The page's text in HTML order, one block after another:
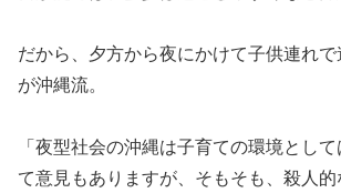
だから、夕方から夜にかけて子供連れ
が沖縄流。
「夜型社会の沖縄は子育ての環境とし
て意見もありますが、そもそも、殺人